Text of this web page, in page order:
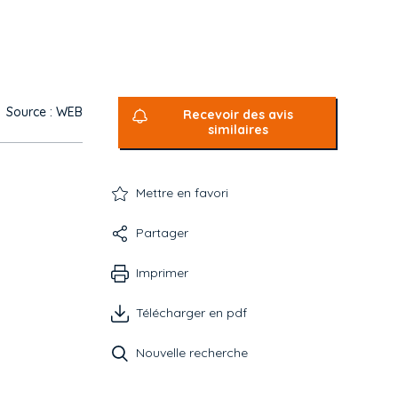
Source : WEB
Recevoir des avis
similaires
Mettre en favori
Partager
Imprimer
Télécharger en pdf
Nouvelle recherche